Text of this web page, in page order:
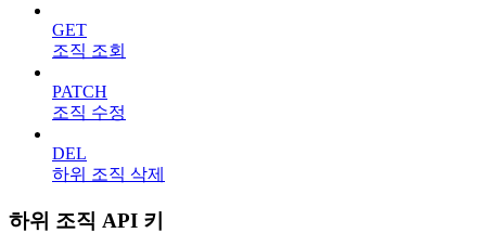
GET
조직 조회
PATCH
조직 수정
DEL
하위 조직 삭제
하위 조직 API 키